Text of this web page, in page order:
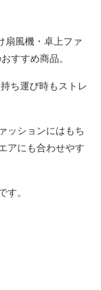
扇風機・卓上ファ
すすめ商品。
ち運び時もストレ
ッションにはもち
アにも合わせやす
す。